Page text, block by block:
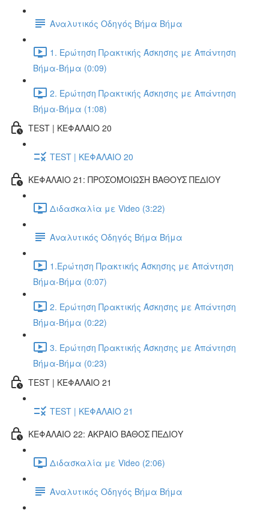
Αναλυτικός Οδηγός Βήμα Βήμα
1. Ερώτηση Πρακτικής Άσκησης με Απάντηση
Βήμα-Βήμα (0:09)
2. Ερώτηση Πρακτικής Άσκησης με Απάντηση
Βήμα-Βήμα (1:08)
TEST | ΚΕΦΑΛΑΙΟ 20
TEST | ΚΕΦΑΛΑΙΟ 20
ΚΕΦΑΛΑΙΟ 21: ΠΡΟΣΟΜΟΙΩΣΗ ΒΑΘΟΥΣ ΠΕΔΙΟΥ
Διδασκαλία με Video (3:22)
Αναλυτικός Οδηγός Βήμα Βήμα
1.Ερώτηση Πρακτικής Άσκησης με Απάντηση
Βήμα-Βήμα (0:07)
2. Ερώτηση Πρακτικής Άσκησης με Απάντηση
Βήμα-Βήμα (0:22)
3. Ερώτηση Πρακτικής Άσκησης με Απάντηση
Βήμα-Βήμα (0:23)
TEST | ΚΕΦΑΛΑΙΟ 21
TEST | ΚΕΦΑΛΑΙΟ 21
ΚΕΦΑΛΑΙΟ 22: ΑΚΡΑΙΟ ΒΑΘΟΣ ΠΕΔΙΟΥ
Διδασκαλία με Video (2:06)
Αναλυτικός Οδηγός Βήμα Βήμα